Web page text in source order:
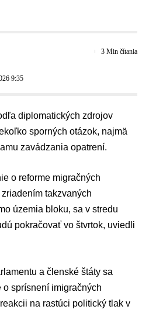
9:35
3 Min čítania
diplomatických zdrojov
sporných otázok, najmä
zavádzania opatrení.
o reforme migračných
takzvaných
územia bloku, sa v stredu
pokračovať vo štvrtok, uviedli
a členské štáty sa
sprísnení imigračných
na rastúci politický tlak v